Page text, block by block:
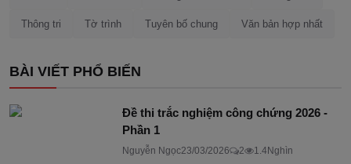
Thông tri Tờ trình Tuyên bố chung Văn bản hợp nhất
BÀI VIẾT PHỔ BIẾN
Đề thi trắc nghiệm công chứng 2026 -
Phần 1
Nguyễn Ngọc23/03/2026 2 1.4Nghìn